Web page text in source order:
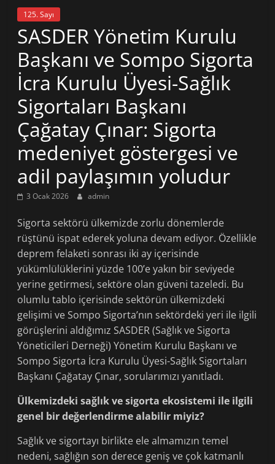
125. Sayı
SASDER Yönetim Kurulu
Başkanı ve Sompo Sigorta
İcra Kurulu Üyesi-Sağlık
Sigortaları Başkanı
Çağatay Çınar: Sigorta
medeniyet göstergesi ve
adil paylaşımın yoludur
3 Ocak 2026 admin
Sigorta sektörü ülkemizde zorlu dönemlerde
rüştünü ispat ederek yoluna devam ediyor. Özellikle
deprem felaketi sonrası iki ay içerisinde
yükümlülüklerini yüzde 100’e yakın bir seviyede
yerine getirmesi, sektöre olan güveni tazeledi. Bu
olumlu tablo içerisinde sektörün ülkemizdeki
gelişimi ve Sompo Sigorta’nın sektördeki yeri ile ilgili
görüşlerini aldığımız SASDER (Sağlık ve Sigorta
Yöneticileri Derneği) Yönetim Kurulu Başkanı ve
Sompo Sigorta İcra Kurulu Üyesi-Sağlık Sigortaları
Başkanı Çağatay Çınar, sorularımızı yanıtladı.
Ülkemizdeki sağlık ve sigorta ekosistemi ile ilgili
genel bir değerlendirme alabilir miyiz?
Sağlık ve sigortayı birlikte ele almamızın temel
nedeni, sağlığın son derece geniş ve çok katmanlı